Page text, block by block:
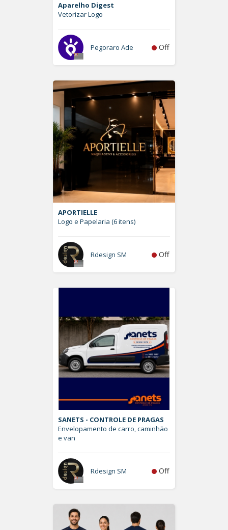
Aparelho Digest
Vetorizar Logo
Pegoraro Ade Off
APORTIELLE
Logo e Papelaria (6 itens)
Rdesign SM Off
SANETS - CONTROLE DE PRAGAS
Envelopamento de carro, caminhão
e van
Rdesign SM Off